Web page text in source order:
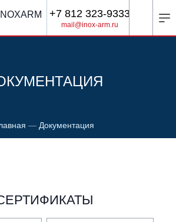
+7 812 323-9333
mail@inox-arm.ru
— Документация